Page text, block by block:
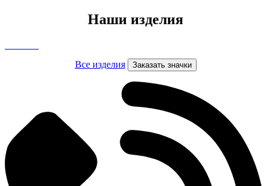
Наши изделия
Все изделия Заказать значки